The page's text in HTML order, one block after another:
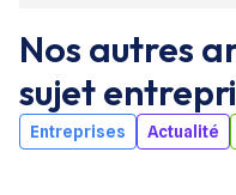
Nos autres
sujet
Entreprises Actualité